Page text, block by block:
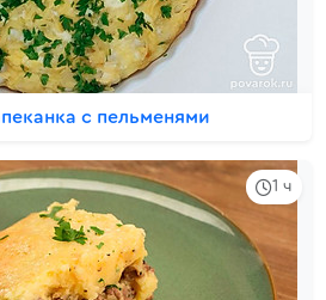
с пельменями
1 ч